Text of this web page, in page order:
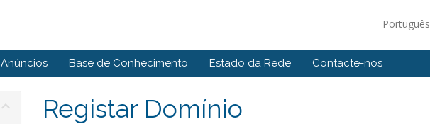
Português
Anúncios Base de Conhecimento Estado da Rede Contacte-nos
Registar Domínio